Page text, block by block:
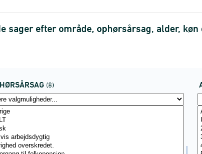
efter område, ophørsårsag, alder, køn
(8)